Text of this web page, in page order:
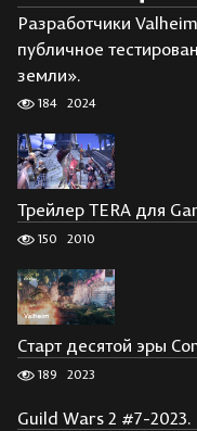
Разработчики
публичное
земли».
184 2024
Трейлер TERA для
150 2010
Старт десятой эры
189 2023
Guild Wars 2 #7-